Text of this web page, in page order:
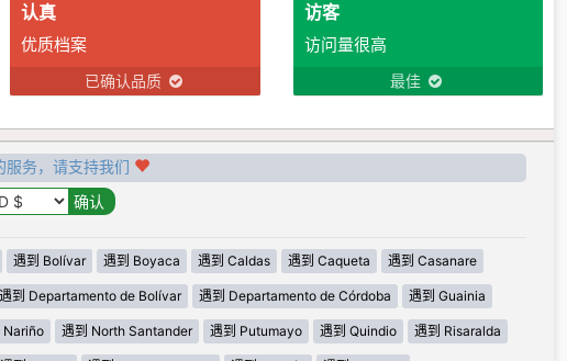
认真
优质档案
已确认品质
访客
访问量很高
最佳
务，请支持我们
遇到 Bolívar 遇到 Boyaca 遇到 Caldas 遇到 Caqueta 遇到 Casanare
遇到 Departamento de Bolívar 遇到 Departamento de Córdoba 遇到 Guainia
Nariño 遇到 North Santander 遇到 Putumayo 遇到 Quindio 遇到 Risaralda